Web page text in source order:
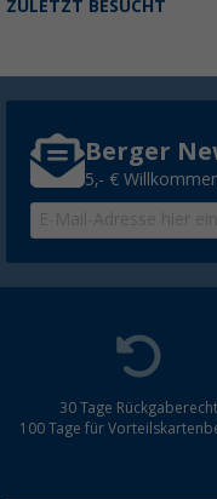
ZULETZT BESUCHT
Berger
5,- €
30 Tage Rückgaberecht
100 Tage für